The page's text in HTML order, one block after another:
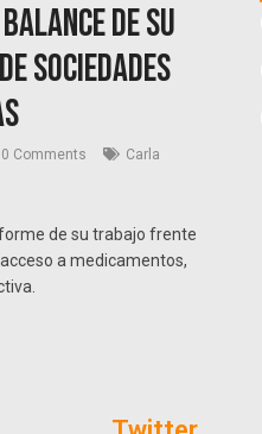
de su
Sociedades
0 Comments
Carla
de su trabajo frente
a medicamentos,